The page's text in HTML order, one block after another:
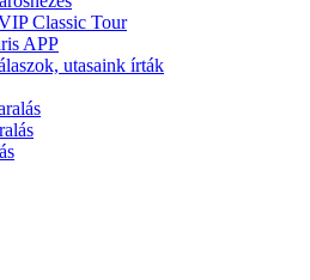
Classic Tour
APP
utasaink írták